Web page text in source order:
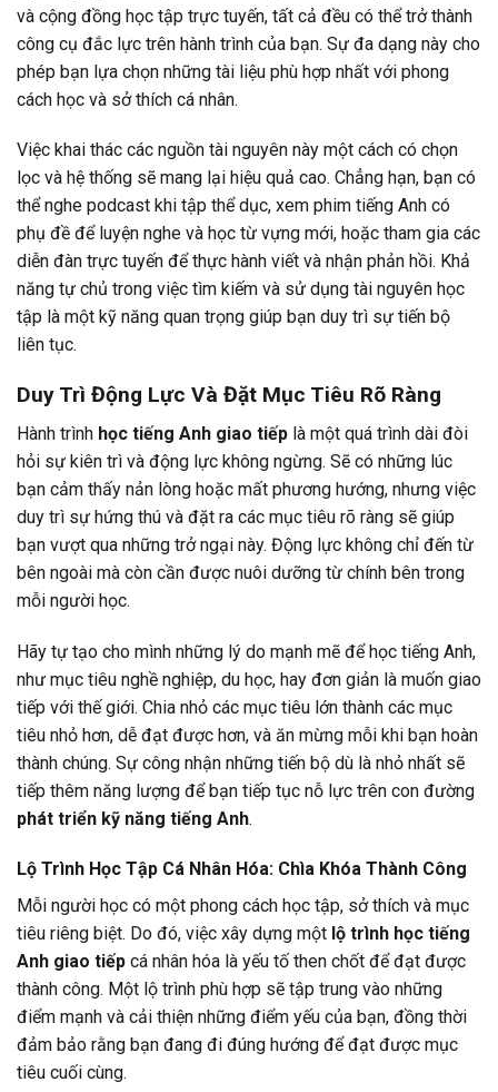
và cộng đồng học tập trực tuyến, tất cả đều có thể trở thành
công cụ đắc lực trên hành trình của bạn. Sự đa dạng này cho
phép bạn lựa chọn những tài liệu phù hợp nhất với phong
cách học và sở thích cá nhân.
Việc khai thác các nguồn tài nguyên này một cách có chọn
lọc và hệ thống sẽ mang lại hiệu quả cao. Chẳng hạn, bạn có
thể nghe podcast khi tập thể dục, xem phim tiếng Anh có
phụ đề để luyện nghe và học từ vựng mới, hoặc tham gia các
diễn đàn trực tuyến để thực hành viết và nhận phản hồi. Khả
năng tự chủ trong việc tìm kiếm và sử dụng tài nguyên học
tập là một kỹ năng quan trọng giúp bạn duy trì sự tiến bộ
liên tục.
Duy Trì Động Lực Và Đặt Mục Tiêu Rõ Ràng
Hành trình học tiếng Anh giao tiếp là một quá trình dài đòi
hỏi sự kiên trì và động lực không ngừng. Sẽ có những lúc
bạn cảm thấy nản lòng hoặc mất phương hướng, nhưng việc
duy trì sự hứng thú và đặt ra các mục tiêu rõ ràng sẽ giúp
bạn vượt qua những trở ngại này. Động lực không chỉ đến từ
bên ngoài mà còn cần được nuôi dưỡng từ chính bên trong
mỗi người học.
Hãy tự tạo cho mình những lý do mạnh mẽ để học tiếng Anh,
như mục tiêu nghề nghiệp, du học, hay đơn giản là muốn giao
tiếp với thế giới. Chia nhỏ các mục tiêu lớn thành các mục
tiêu nhỏ hơn, dễ đạt được hơn, và ăn mừng mỗi khi bạn hoàn
thành chúng. Sự công nhận những tiến bộ dù là nhỏ nhất sẽ
tiếp thêm năng lượng để bạn tiếp tục nỗ lực trên con đường
phát triển kỹ năng tiếng Anh.
Lộ Trình Học Tập Cá Nhân Hóa: Chìa Khóa Thành Công
Mỗi người học có một phong cách học tập, sở thích và mục
tiêu riêng biệt. Do đó, việc xây dựng một lộ trình học tiếng
Anh giao tiếp cá nhân hóa là yếu tố then chốt để đạt được
thành công. Một lộ trình phù hợp sẽ tập trung vào những
điểm mạnh và cải thiện những điểm yếu của bạn, đồng thời
đảm bảo rằng bạn đang đi đúng hướng để đạt được mục
tiêu cuối cùng.